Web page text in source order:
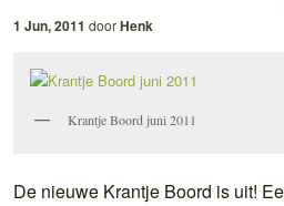
1 Jun, 2011 doorHenk
Krantje Boord juni 2011
De nieuwe Krantje Boord is uit!